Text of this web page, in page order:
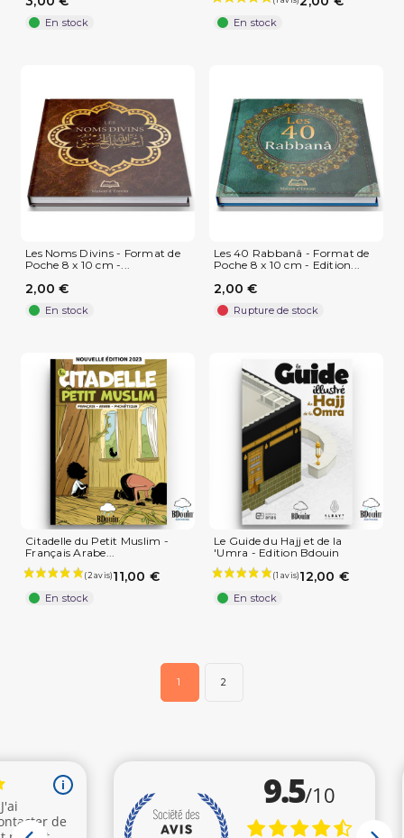
En stock En stock
Les Noms Divins - Format de
Poche 8 x 10 cm -...
2,00 €
En stock
Les 40 Rabbanâ - Format de
Poche 8 x 10 cm - Edition...
2,00 €
Rupture de stock
Citadelle du Petit Muslim -
Français Arabe...
11,00 €
En stock
Le Guide du Hajj et de la
'Umra - Edition Bdouin
12,00 €
En stock
1 2